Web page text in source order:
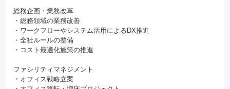
総務企画・業務改革
・総務領域の業務改善
・ワークフローやシステム活用によるDX推進
・全社ルールの整備
・コスト最適化施策の推進
ファシリティマネジメント
・オフィス戦略立案